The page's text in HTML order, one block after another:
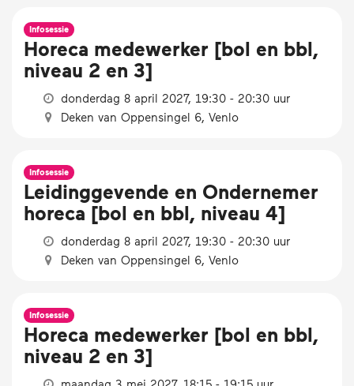
Infosessie
Horeca medewerker [bol en bbl,
niveau 2 en 3]
donderdag 8 april 2027, 19:30 - 20:30 uur
Deken van Oppensingel 6, Venlo
Infosessie
Leidinggevende en Ondernemer
horeca [bol en bbl, niveau 4]
donderdag 8 april 2027, 19:30 - 20:30 uur
Deken van Oppensingel 6, Venlo
Infosessie
Horeca medewerker [bol en bbl,
niveau 2 en 3]